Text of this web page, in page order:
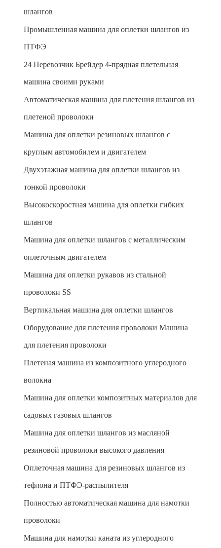
шлангов
Промышленная машина для оплетки шлангов из
ПТФЭ
24 Перевозчик Брейдер 4-прядная плетельная
машина своими руками
Автоматическая машина для плетения шлангов из
плетеной проволоки
Машина для оплетки резиновых шлангов с
круглым автомобилем и двигателем
Двухэтажная машина для оплетки шлангов из
тонкой проволоки
Высокоскоростная машина для оплетки гибких
шлангов
Машина для оплетки шлангов с металлическим
оплеточным двигателем
Машина для оплетки рукавов из стальной
проволоки SS
Вертикальная машина для оплетки шлангов
Оборудование для плетения проволоки Машина
для плетения проволоки
Плетеная машина из композитного углеродного
волокна
Машина для оплетки композитных материалов для
садовых газовых шлангов
Машина для оплетки шлангов из масляной
резиновой проволоки высокого давления
Оплеточная машина для резиновых шлангов из
тефлона и ПТФЭ-распылителя
Полностью автоматическая машина для намотки
проволоки
Машина для намотки каната из углеродного